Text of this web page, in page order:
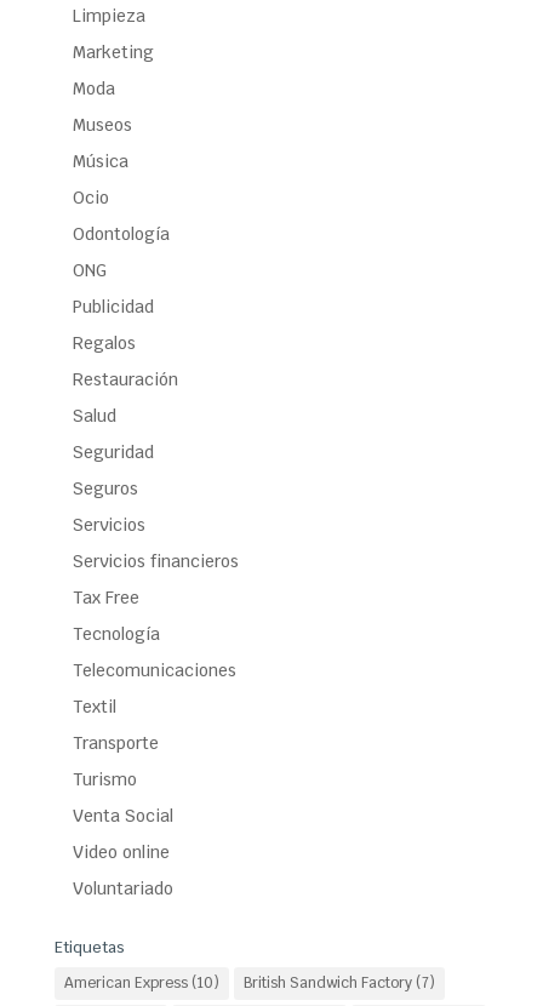
Limpieza
Marketing
Moda
Museos
Música
Ocio
Odontología
ONG
Publicidad
Regalos
Restauración
Salud
Seguridad
Seguros
Servicios
Servicios financieros
Tax Free
Tecnología
Telecomunicaciones
Textil
Transporte
Turismo
Venta Social
Video online
Voluntariado
Etiquetas
American Express(10) British Sandwich Factory(7)